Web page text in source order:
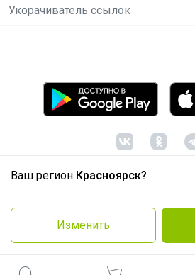
Ваш регион Красноярск?
Изменить
Укорачиватель ссылок
© ООО "Лявита", ОГРН
Политика
Cоглашение